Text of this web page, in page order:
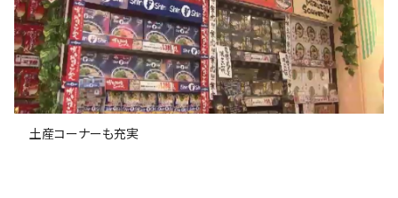
土産コーナーも充実